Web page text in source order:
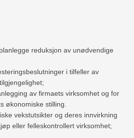
reduksjon av unødvendige
i tilfeller av
av firmaets virksomhet og for
økonomiske stilling.
vekstutsikter og deres innvirkning
eller felleskontrollert virksomhet;